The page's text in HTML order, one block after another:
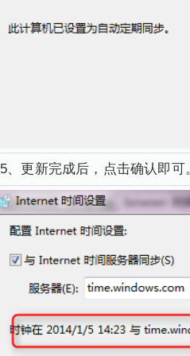
5、更新完成后，点击确认即可